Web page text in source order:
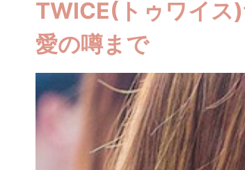
TWICE(トゥワイス
愛の噂まで